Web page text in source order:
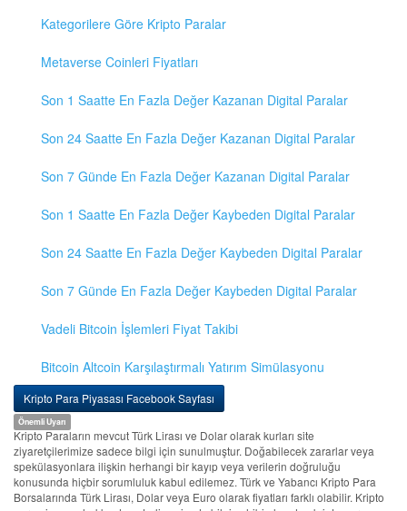
Kategorilere Göre Kripto Paralar
Metaverse Coinleri Fiyatları
Son 1 Saatte En Fazla Değer Kazanan Digital Paralar
Son 24 Saatte En Fazla Değer Kazanan Digital Paralar
Son 7 Günde En Fazla Değer Kazanan Digital Paralar
Son 1 Saatte En Fazla Değer Kaybeden Digital Paralar
Son 24 Saatte En Fazla Değer Kaybeden Digital Paralar
Son 7 Günde En Fazla Değer Kaybeden Digital Paralar
Vadeli Bitcoin İşlemleri Fiyat Takibi
Bitcoin Altcoin Karşılaştırmalı Yatırım Simülasyonu
Kripto Para Piyasası Facebook Sayfası
Önemli Uyarı
Kripto Paraların mevcut Türk Lirası ve Dolar olarak kurları site
ziyaretçilerimize sadece bilgi için sunulmuştur. Doğabilecek zararlar veya
spekülasyonlara ilişkin herhangi bir kayıp veya verilerin doğruluğu
konusunda hiçbir sorumluluk kabul edilemez. Türk ve Yabancı Kripto Para
Borsalarında Türk Lirası, Dolar veya Euro olarak fiyatları farklı olabilir. Kripto